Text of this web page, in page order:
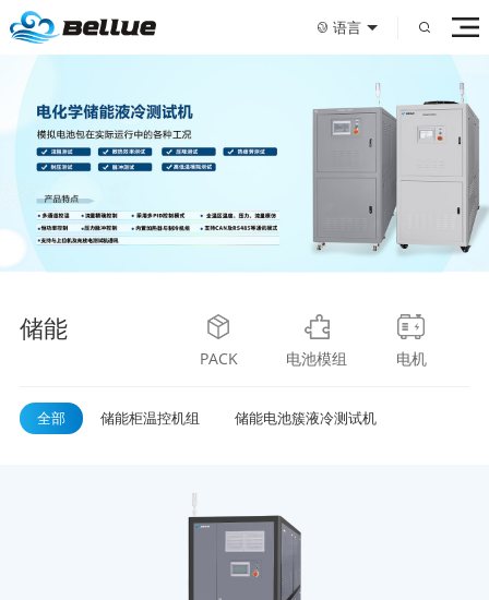
语言
储能
PACK 电池模组 电机
全部 储能柜温控机组 储能电池簇液冷测试机